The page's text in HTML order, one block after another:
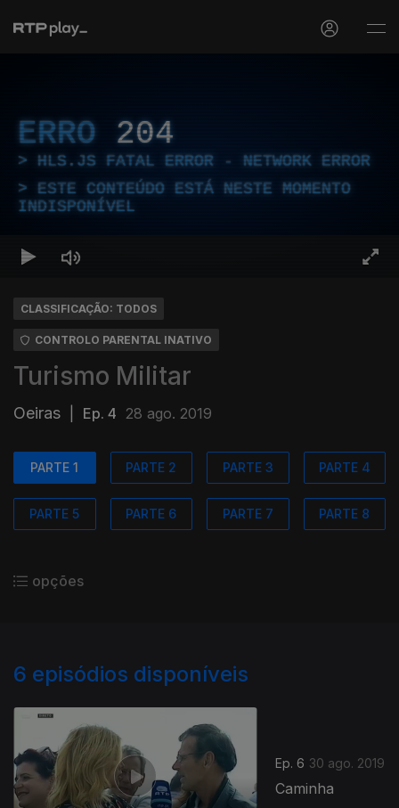
ERRO 204
HLS.JS FATAL ERROR - NETWORK ERROR
ESTE CONTEÚDO ESTÁ NESTE MOMENTO
INDISPONÍVEL
CLASSIFICAÇÃO: TODOS
CONTROLO PARENTAL INATIVO
Turismo Militar
Oeiras Ep. 4 28 ago. 2019
PARTE 1 PARTE 2 PARTE 3 PARTE 4
PARTE 5 PARTE 6 PARTE 7 PARTE 8
opções
6 episódios disponíveis
Ep. 6 30 ago. 2019
Caminha